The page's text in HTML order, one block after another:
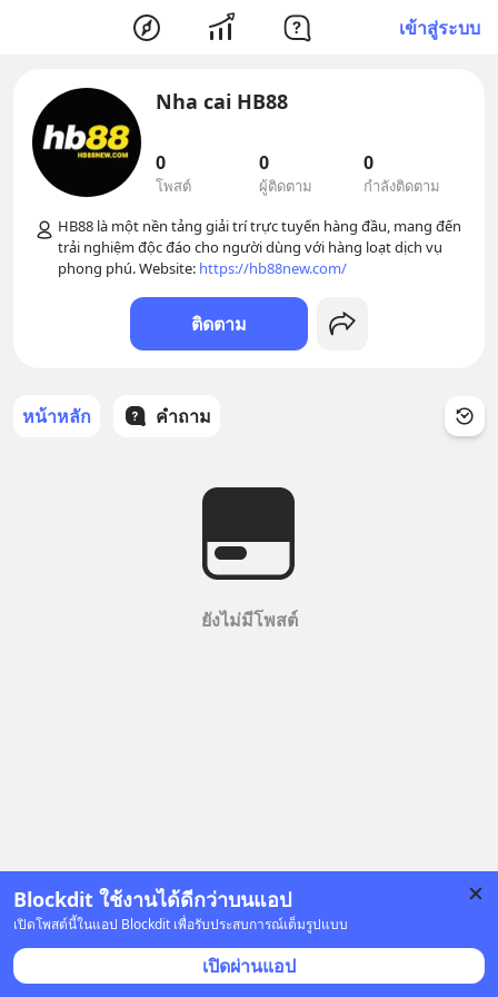
เข้าสู่ระบบ
Blockdit ใช้งานได้ดีกว่าบนแอป
เปิดโพสต์นี้ในแอป Blockdit เพื่อรับประสบการณ์เต็มรูปแบบ
เปิดผ่านแอป
Nha cai HB88
0
โพสต์
0
ผู้ติดตาม
0
กำลังติดตาม
HB88 là một nền tảng giải trí trực tuyến hàng đầu, mang đến
trải nghiệm độc đáo cho người dùng với hàng loạt dịch vụ
phong phú. Website: https://hb88new.com/
ติดตาม
หน้าหลัก คำถาม
ยังไม่มีโพสต์